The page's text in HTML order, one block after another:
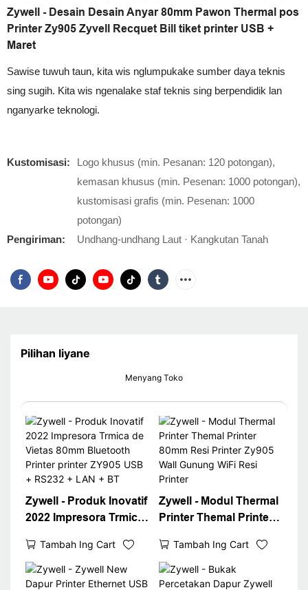
Zywell - Desain Desain Anyar 80mm Pawon Thermal pos
Printer Zy905 Zyvell Recquet Bill tiket printer USB +
Maret
Sawise tuwuh taun, kita wis nglumpukake sumber daya teknis
sing sugih. Kita wis ngenalake staf teknis sing berpendidik lan
nganyarke teknologi.
Kustomisasi:
Logo khusus (min. Pesanan: 120 potongan),
kemasan khusus (min. Pesenan: 1000 potongan),
kustomisasi grafis (min. Pesenan: 1000
potongan)
Pengiriman:
Undhang-undhang Laut · Kangkutan Tanah
Pilihan liyane
Menyang Toko
Zywell - Produk Inovatif
2022 Impresora Trmica
Bluetooth Printer
printer ZY905 USB +
RS232 + LAN + BT
Tambah Ing Cart
Zywell - Modul Thermal
Printer Themal Printer
Zy905 Wall Gunung
WiFi Resi Printer
Tambah Ing Cart